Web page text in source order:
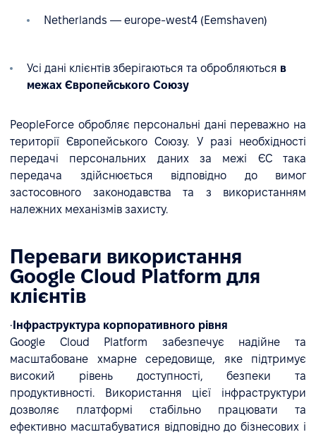
Netherlands — europe-west4 (Eemshaven)
Усі дані клієнтів зберігаються та обробляються в
межах Європейського Союзу
PeopleForce обробляє персональні дані переважно на
території Європейського Союзу. У разі необхідності
передачі персональних даних за межі ЄС така
передача здійснюється відповідно до вимог
застосовного законодавства та з використанням
належних механізмів захисту.
Переваги використання
Google Cloud Platform для
клієнтів
• Інфраструктура корпоративного рівня
Google Cloud Platform забезпечує надійне та
масштабоване хмарне середовище, яке підтримує
високий рівень доступності, безпеки та
продуктивності. Використання цієї інфраструктури
дозволяє платформі стабільно працювати та
ефективно масштабуватися відповідно до бізнесових і